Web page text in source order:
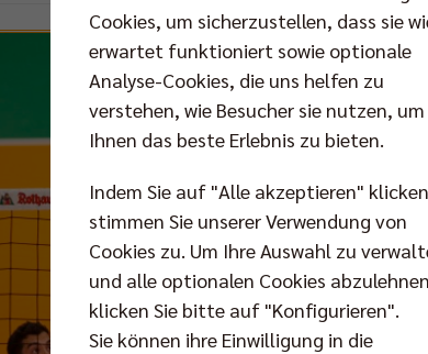
Cookies, um sicherzustellen, dass sie
erwartet funktioniert sowie optionale
Analyse-Cookies, die uns helfen zu
verstehen, wie Besucher sie nutzen, um
Ihnen das beste Erlebnis zu bieten.
Indem Sie auf "Alle akzeptieren"
stimmen Sie unserer Verwendung von
Cookies zu. Um Ihre Auswahl zu
und alle optionalen Cookies
klicken Sie bitte auf "Konfigurieren".
Sie können ihre Einwilligung in die